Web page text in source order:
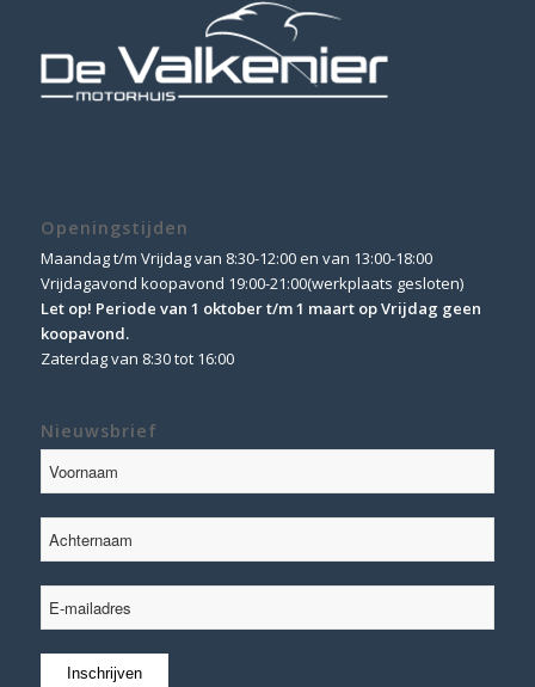
Openingstijden
Maandag t/m Vrijdag van 8:30-12:00 en van 13:00-18:00
Vrijdagavond koopavond 19:00-21:00(werkplaats gesloten)
Let op! Periode van 1 oktober t/m 1 maart op Vrijdag geen
koopavond.
Zaterdag van 8:30 tot 16:00
Nieuwsbrief